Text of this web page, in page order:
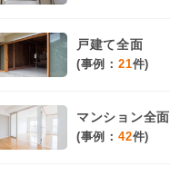
戸建て全面
(事例： 21件)
マンション全面
(事例： 42件)